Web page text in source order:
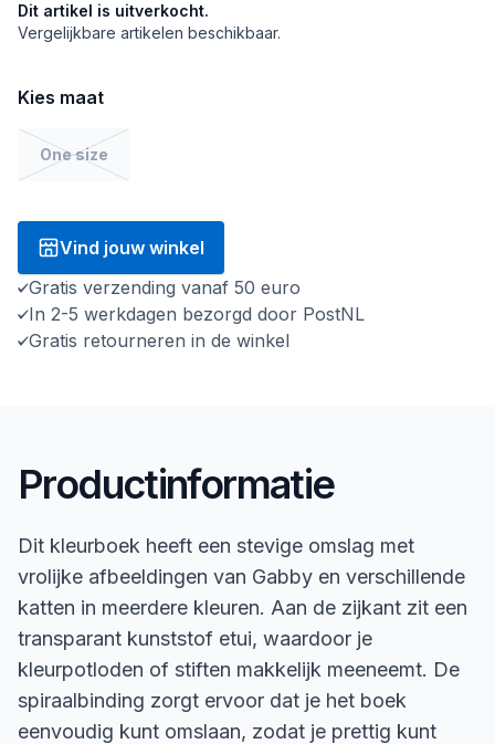
Dit artikel is uitverkocht.
Vergelijkbare artikelen beschikbaar.
Kies maat
One size
Vind jouw winkel
Gratis verzending vanaf 50 euro
In 2-5 werkdagen bezorgd door PostNL
Gratis retourneren in de winkel
Productinformatie
Dit kleurboek heeft een stevige omslag met
vrolijke afbeeldingen van Gabby en verschillende
katten in meerdere kleuren. Aan de zijkant zit een
transparant kunststof etui, waardoor je
kleurpotloden of stiften makkelijk meeneemt. De
spiraalbinding zorgt ervoor dat je het boek
eenvoudig kunt omslaan, zodat je prettig kunt